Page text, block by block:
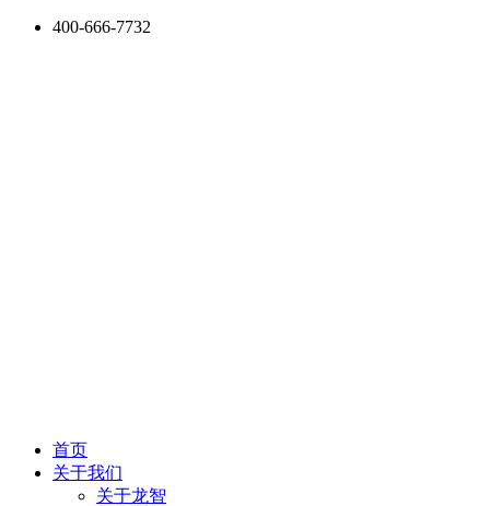
400-666-7732
首页
关于我们
关于龙智